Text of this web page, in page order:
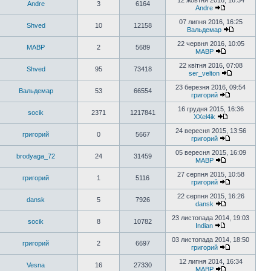
Andre 3 6164
Andre
Shved 10 12158
07 липня 2016, 16:25
Вальдемар
MABP 2 5689
22 червня 2016, 10:05
MABP
Shved 95 73418
22 квітня 2016, 07:08
ser_velton
Вальдемар 53 66554
23 березня 2016, 09:54
григорий
socik 2371 1217841
16 грудня 2015, 16:36
XXel4ik
григорий 0 5667
24 вересня 2015, 13:56
григорий
brodyaga_72 24 31459
05 вересня 2015, 16:09
MABP
григорий 1 5116
27 серпня 2015, 10:58
григорий
dansk 5 7926
22 серпня 2015, 16:26
dansk
socik 8 10782
23 листопада 2014, 19:03
Indian
григорий 2 6697
03 листопада 2014, 18:50
григорий
Vesna 16 27330
12 липня 2014, 16:34
MABP